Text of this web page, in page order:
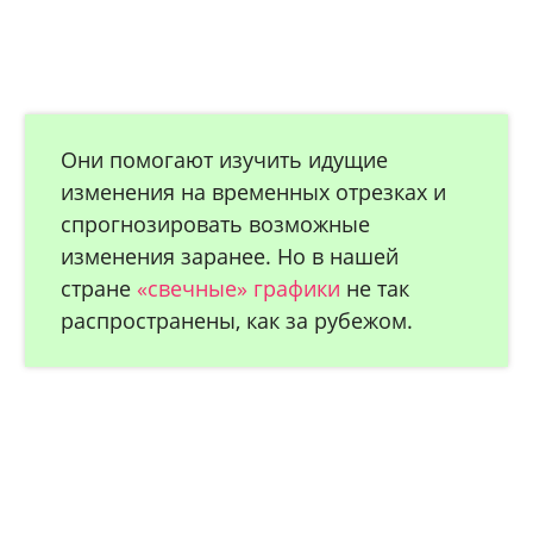
Они помогают изучить идущие
изменения на временных отрезках и
спрогнозировать возможные
изменения заранее. Но в нашей
стране«свечные» графики не так
распространены, как за рубежом.